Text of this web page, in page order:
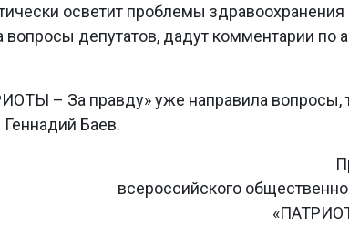
осветит проблемы здравоохранения
вопросы депутатов, дадут комментарии по
– За правду» уже направила вопросы,
Баев.
всероссийского